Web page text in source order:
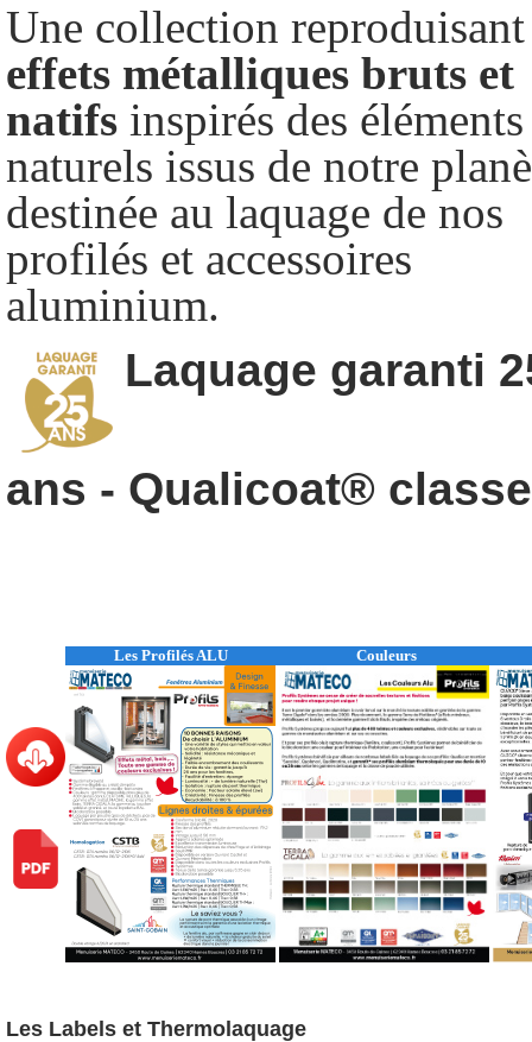
Une collection
effets métalliques bruts et
natifs inspirés des éléments
naturels issus de notre
destinée au laquage de nos
profilés et accessoires
aluminium.
Laquage garanti
ans - Qualicoat®
Les Profilés ALU Couleurs
Les Labels et Thermolaquage